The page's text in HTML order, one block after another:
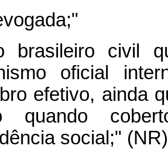
brasileiro civil
oficial
efetivo, ainda
quando
social;" (NR)